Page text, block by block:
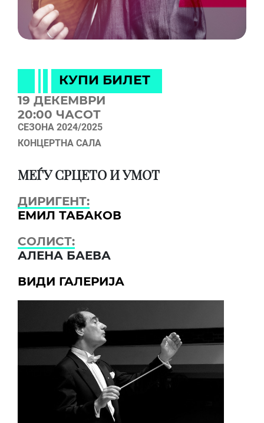
КУПИ БИЛЕТ
19 ДЕКЕМВРИ
20:00 ЧАСОТ
СЕЗОНА 2024/2025
КОНЦЕРТНА САЛА
МЕЃУ СРЦЕТО И УМОТ
ДИРИГЕНТ:
ЕМИЛ ТАБАКОВ
СОЛИСТ:
АЛЕНА БАЕВА
ВИДИ ГАЛЕРИЈА